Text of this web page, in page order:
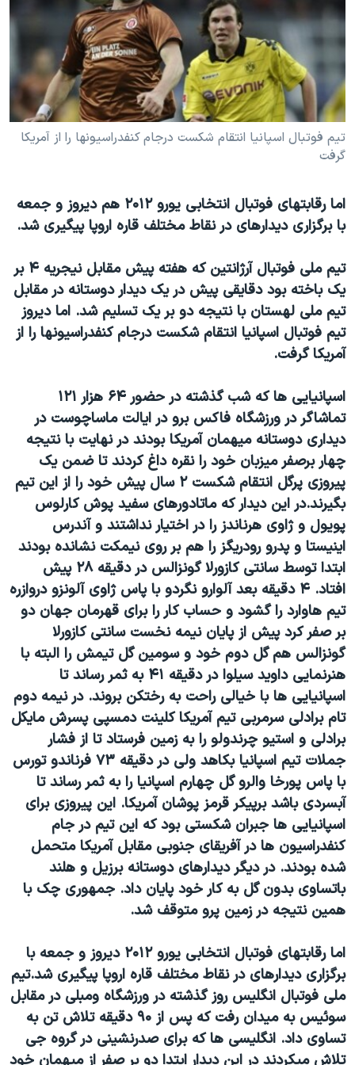
فرهنگ و زندگی
حقوق شهروندی
اقتصادی
علم و فناوری
اسرائیل در جنگ
گالری عکس
مستندها
انتخابات ریاست جمهوری آمریکا ۲۰۲۴
حمله جمهوری اسلامی به اسرائیل
رمز مهسا
ورزش زنان در ایران
اعتراضات زن، زندگی، آزادی
تریبونال مردمی آبان ۹۸
چهل سال گروگان‌گیری
قانون شفافیت دارائی کادر رهبری ایران
اعتراضات مردمی آبان ۹۸
اسرائیل در جنگ
همایش محافظه‌کاران آمریکا «سی‌پک»
صفحه‌های ویژه
سفر پرزیدنت ترامپ به چین
دنبال کنید
زبانهای مختلف
تیم فوتبال اسپانیا انتقام شکست درجام کنفدراسیونها را از آمریکا
گرفت
اما رقابتهای فوتبال انتخابی یورو ۲۰۱۲ هم دیروز و جمعه
با برگزاری دیدارهای در نقاط مختلف قاره اروپا پیگیری شد.
تیم ملی فوتبال آرژانتین که هفته پیش مقابل نیجریه ۴ بر
یک باخته بود دقایقی پیش در یک دیدار دوستانه در مقابل
تیم ملی لهستان با نتیجه دو بر یک تسلیم شد. اما دیروز
تیم فوتبال اسپانیا انتقام شکست درجام کنفدراسیونها را از
آمریکا گرفت.
اسپانیایی ها که شب گذشته در حضور ۶۴ هزار ۱۲۱
تماشاگر در ورزشگاه فاکس برو در ایالت ماساچوست در
دیداری دوستانه میهمان آمریکا بودند در نهایت با نتیجه
چهار برصفر میزبان خود را نقره داغ کردند تا ضمن یک
پیروزی پرگل انتقام شکست ۲ سال پیش خود را از این تیم
بگیرند.در این دیدار که ماتادورهای سفید پوش کارلوس
پویول و ژاوی هرناندز را در اختیار نداشتند و آندرس
اینیستا و پدرو رودریگز را هم بر روی نیمکت نشانده بودند
ابتدا توسط سانتی کازورلا گونزالس در دقیقه ۲۸ پیش
افتاد. ۴ دقیقه بعد آلوارو نگردو با پاس ژاوی آلونزو دروازره
تیم هاوارد را گشود و حساب کار را برای قهرمان جهان دو
بر صفر کرد پیش از پایان نیمه نخست سانتی کازورلا
گونزالس هم گل دوم خود و سومین گل تیمش را البته با
هنرنمایی داوید سیلوا در دقیقه ۴۱ به ثمر رساند تا
اسپانیایی ها با خیالی راحت به رختکن بروند. در نیمه دوم
تام برادلی سرمربی تیم آمریکا کلینت دمسپی پسرش مایکل
برادلی و استیو چرندولو را به زمین فرستاد تا از فشار
جملات تیم اسپانیا بکاهد ولی در دقیقه ۷۳ فرناندو تورس
با پاس پورخا والرو گل چهارم اسپانیا را به ثمر رساند تا
آبسردی باشد برپیکر قرمز پوشان آمریکا. این پیروزی برای
اسپانیایی ها جبران شکستی بود که این تیم در جام
کنفدراسیون ها در آفریقای جنوبی مقابل آمریکا متحمل
شده بودند. در دیگر دیدارهای دوستانه برزیل و هلند
باتساوی بدون گل به کار خود پایان داد. جمهوری چک با
همین نتیجه در زمین پرو متوقف شد.
اما رقابتهای فوتبال انتخابی یورو ۲۰۱۲ دیروز و جمعه با
برگزاری دیدارهای در نقاط مختلف قاره اروپا پیگیری شد.تیم
ملی فوتبال انگلیس روز گذشته در ورزشگاه ومبلی در مقابل
سوئیس به میدان رفت که پس از ۹۰ دقیقه تلاش تن به
تساوی داد. انگلیسی ها که برای صدرنشینی در گروه جی